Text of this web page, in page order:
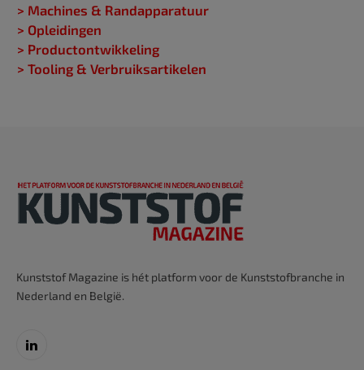
> Machines & Randapparatuur
> Opleidingen
> Productontwikkeling
> Tooling & Verbruiksartikelen
Kunststof Magazine is hét platform voor de Kunststofbranche in
Nederland en België.
LinkedIn